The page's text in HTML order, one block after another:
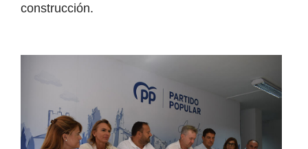
construcción.